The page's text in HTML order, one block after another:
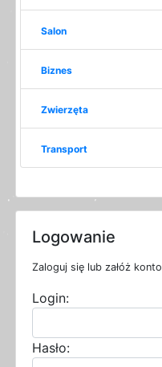
Salon
Biznes
Zwierzęta
Transport
Logowanie
Zaloguj się lub załóż konto
Login:
Hasło: